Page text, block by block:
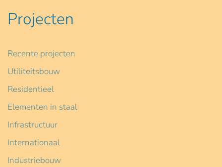
Projecten
Recente projecten
Utiliteitsbouw
Residentieel
Elementen in staal
Infrastructuur
Internationaal
Industriebouw